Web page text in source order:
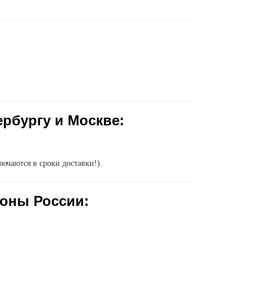
и Москве:
в сроки доставки!).
России: